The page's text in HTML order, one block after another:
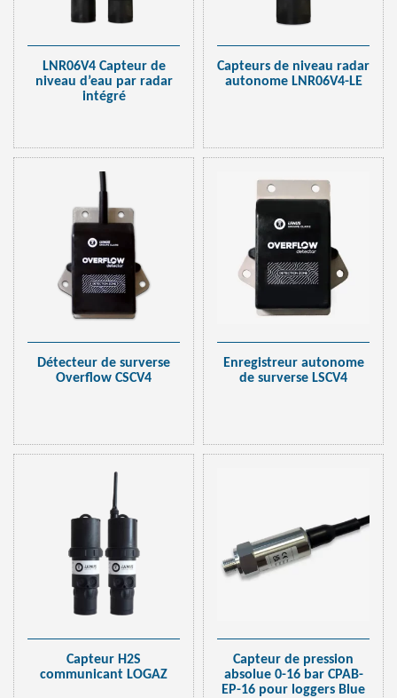
LNR06V4 Capteur de
niveau d’eau par radar
intégré
Capteurs de niveau radar
autonome LNR06V4-LE
Détecteur de surverse
Overflow CSCV4
Enregistreur autonome
de surverse LSCV4
Capteur H2S
communicant LOGAZ
Capteur de pression
absolue 0-16 bar CPAB-
EP-16 pour loggers Blue